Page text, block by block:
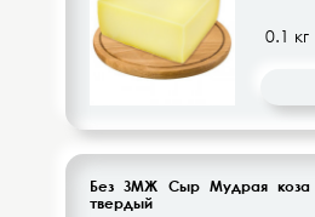
Без ЗМЖ Сыр Мудрая коза
твердый